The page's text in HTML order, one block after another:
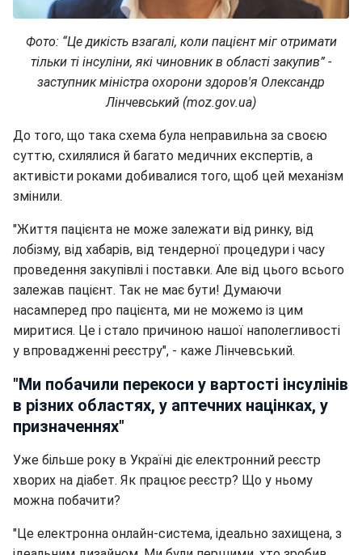
Фото: “Це дикість взагалі, коли пацієнт міг отримати
тільки ті інсуліни, які чиновник в області закупив” -
заступник міністра охорони здоров'я Олександр
Лінчевський (moz.gov.ua)
До того, що така схема була неправильна за своєю
суттю, схилялися й багато медичних експертів, а
активісти роками добивалися того, щоб цей механізм
змінили.
"Життя пацієнта не може залежати від ринку, від
лобізму, від хабарів, від тендерної процедури і часу
проведення закупівлі і поставки. Але від цього всього
залежав пацієнт. Так не має бути! Думаючи
насамперед про пацієнта, ми не можемо із цим
миритися. Це і стало причиною нашої наполегливості
у впровадженні реєстру", - каже Лінчевський.
"Ми побачили перекоси у вартості інсулінів
в різних областях, у аптечних націнках, у
призначеннях"
Уже більше року в Україні діє електронний реєстр
хворих на діабет. Як працює реєстр? Що у ньому
можна побачити?
"Це електронна онлайн-система, ідеально захищена, з